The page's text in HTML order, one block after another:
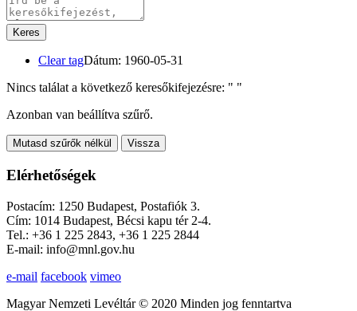
Keres
Clear tagDátum: 1960-05-31
Nincs találat a következő keresőkifejezésre: " "
Azonban van beállítva szűrő.
Mutasd szűrők nélkül Vissza
Elérhetőségek
Postacím: 1250 Budapest, Postafiók 3.
Cím: 1014 Budapest, Bécsi kapu tér 2-4.
Tel.: +36 1 225 2843, +36 1 225 2844
E-mail: info@mnl.gov.hu
e-mail facebook vimeo
Magyar Nemzeti Levéltár © 2020 Minden jog fenntartva